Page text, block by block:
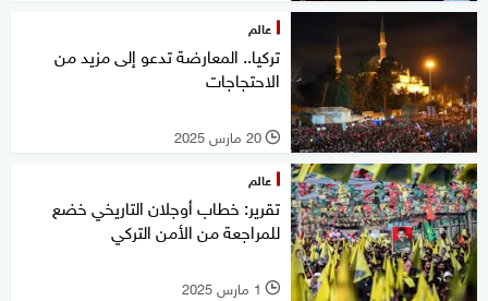
عالم
تركيا.. المعارضة تدعو إلى مزيد من
الاحتجاجات
l 20 مارس 2025
عالم
تقرير: خطاب أوجلان التاريخي خضع
للمراجعة من الأمن التركي
l 1 مارس 2025